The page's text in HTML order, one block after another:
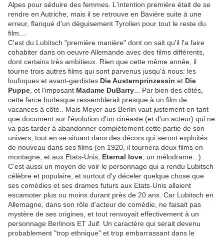
Alpes pour séduire des femmes. L'intention première était de se
rendre en Autriche, mais il se retrouve en Bavière suite à une
erreur, flanqué d'un déguisement Tyrolien pour tout le reste du
film...
C'est du Lubitsch "première manière" dont on sait qu'il l'a faire
cohabiter dans on oeuvre Allemande avec des films différents,
dont certains très ambitieux. Rien que cette même année, il
tourne trois autres films qui sont parvenus jusqu'à nous: les
loufoques et avant-gardistes Die Austernprinzessin et Die
Puppe , et l'imposant Madame DuBarry ... Par bien des côtés,
cette farce burlesque ressemblerait presque à un film de
vacances à côté.. Mais Meyer aus Berlin vaut justement en tant
que document sur l'évolution d'un cinéaste (et d'un acteur) qui ne
va pas tarder à abandonner complètement cette partie de son
univers, tout en se situant dans des décors qui seront exploités
de nouveau dans ses films (en 1920, il tournera deux films en
montagne, et aux Etats-Unis, Eternal love , un mélodrame...).
C'est aussi un moyen de voir le personnage qui a rendu Lubitsch
célèbre et populaire, et surtout d'y déceler quelque chose que
ses comédies et ses drames futurs aux Etats-Unis allaient
escamoter plus ou moins durant près de 20 ans. Car Lubitsch en
Allemagne, dans son rôle d'acteur de comédie, ne faisait pas
mystère de ses origines, et tout renvoyait effectivement à un
personnage Berlinois ET Juif. Un caractère qui serait devenu
probablement "trop ethnique" et trop embarrassant dans le